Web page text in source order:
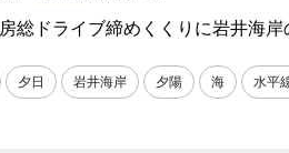
総ドライブ締めくくりに岩井海岸
夕日 岩井海岸 夕陽 海 水平